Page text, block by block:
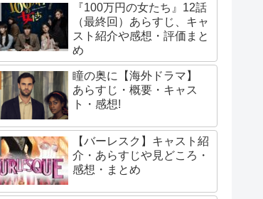
『100万円の女たち』12話
（最終回）あらすじ、キャ
スト紹介や感想・評価まと
め
瞳の奥に【海外ドラマ】
あらすじ・概要・キャス
ト・感想!
【バーレスク】キャスト紹
介・あらすじや見どころ・
感想・まとめ